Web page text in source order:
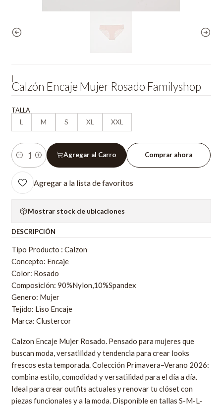
Calzón Encaje Mujer Rosado Familyshop
TALLA
L
M S XL XXL
Cantidad
Agregar al Carro Comprar ahora
Agregar a la lista de favoritos
Mostrar stock de ubicaciones
DESCRIPCIÓN
Tipo Producto : Calzon
Concepto: Encaje
Color: Rosado
Composición: 90%Nylon,10%Spandex
Genero: Mujer
Tejido: Liso Encaje
Marca: Clustercor
Calzon Encaje Mujer Rosado. Pensado para mujeres que
buscan moda, versatilidad y tendencia para crear looks
frescos esta temporada. Colección Primavera–Verano 2026:
combina estilo, comodidad y versatilidad para el día a día.
Ideal para crear outfits actuales y renovar tu clóset con
piezas funcionales y a la moda. Disponible en tallas S-M-L-